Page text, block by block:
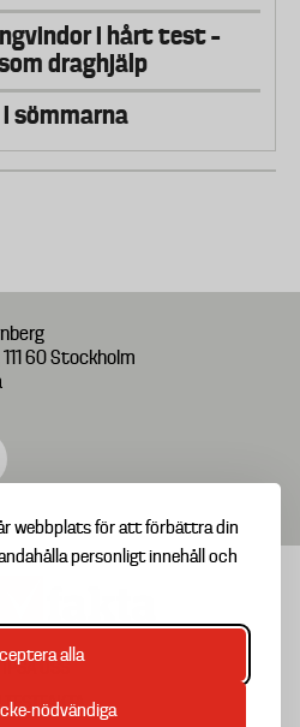
webbplats för att förbättra din
personligt innehåll och
alla
nödvändiga
i hårt test –
draghjälp
sömmarna
60 Stockholm
OSS
TESTFAKTA